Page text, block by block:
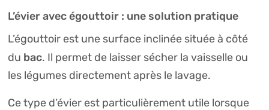
L’évier avec égouttoir : une solution pratique
L’égouttoir est une surface inclinée située à côté
du bac. Il permet de laisser sécher la vaisselle ou
les légumes directement après le lavage.
Ce type d’évier est particulièrement utile lorsque